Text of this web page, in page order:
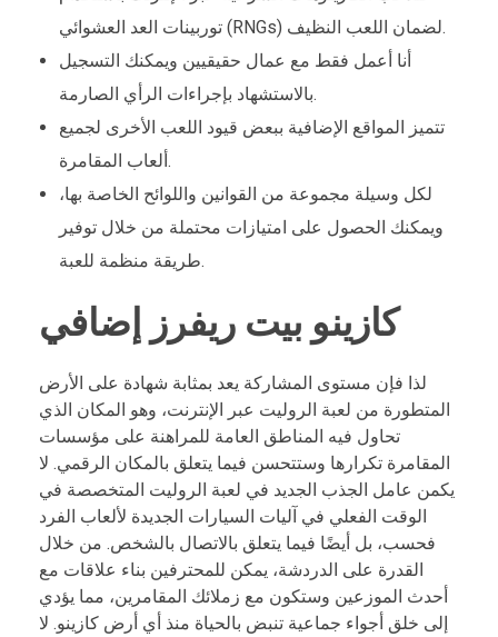
توربينات العد العشوائي (RNGs) لضمان اللعب النظيف.
أنا أعمل فقط مع عمال حقيقيين ويمكنك التسجيل
بالاستشهاد بإجراءات الرأي الصارمة.
تتميز المواقع الإضافية ببعض قيود اللعب الأخرى لجميع
ألعاب المقامرة.
لكل وسيلة مجموعة من القوانين واللوائح الخاصة بها،
ويمكنك الحصول على امتيازات محتملة من خلال توفير
طريقة منظمة للعبة.
كازينو بيت ريفرز إضافي
لذا فإن مستوى المشاركة يعد بمثابة شهادة على الأرض
المتطورة من لعبة الروليت عبر الإنترنت، وهو المكان الذي
تحاول فيه المناطق العامة للمراهنة على مؤسسات
المقامرة تكرارها وستتحسن فيما يتعلق بالمكان الرقمي. لا
يكمن عامل الجذب الجديد في لعبة الروليت المتخصصة في
الوقت الفعلي في آليات السيارات الجديدة لألعاب الفرد
فحسب، بل أيضًا فيما يتعلق بالاتصال بالشخص. من خلال
القدرة على الدردشة، يمكن للمحترفين بناء علاقات مع
أحدث الموزعين وستكون مع زملائك المقامرين، مما يؤدي
إلى خلق أجواء جماعية تنبض بالحياة منذ أي أرض كازينو. لا